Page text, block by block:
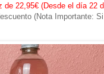
22,95€ (Desde el día 22
(Nota Importante: